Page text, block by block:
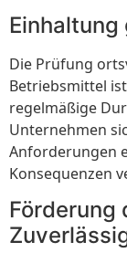
Die Prüfung
Betriebsmittel
regelmäßige
Unternehmen
Anforderungen
Konsequenzen
Förderung